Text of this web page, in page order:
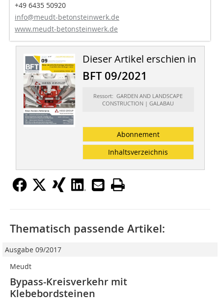
+49 6435 50920
info@meudt-betonsteinwerk.de
www.meudt-betonsteinwerk.de
Dieser Artikel erschien in
BFT 09/2021
Ressort: GARDEN AND LANDSCAPE
CONSTRUCTION | GALABAU
Abonnement
Inhaltsverzeichnis
Thematisch passende Artikel:
Ausgabe 09/2017
Meudt
Bypass-Kreisverkehr mit
Klebebordsteinen